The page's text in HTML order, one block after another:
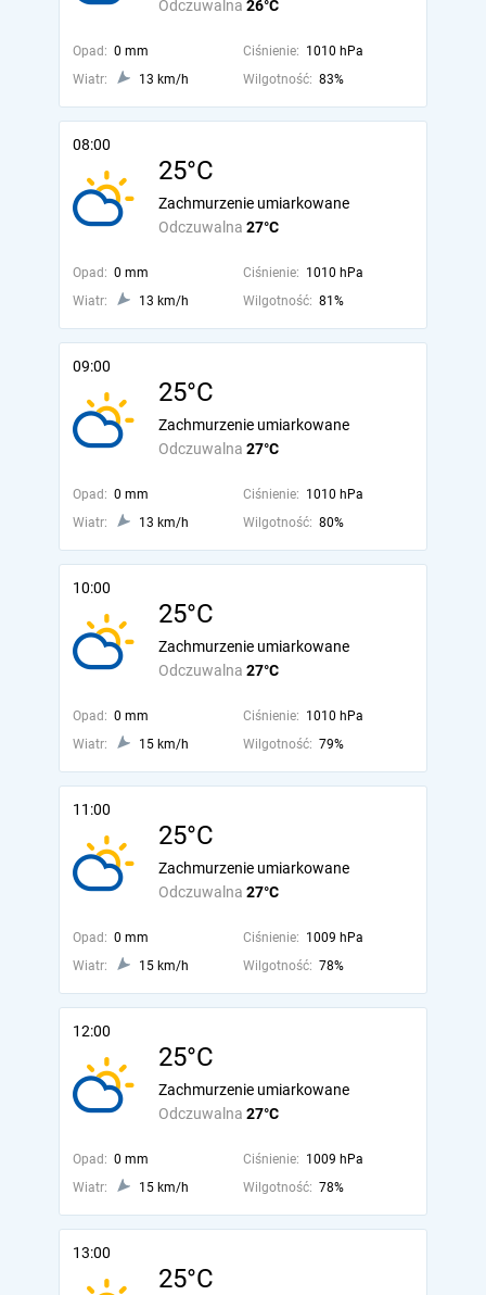
Odczuwalna 26°C
Opad: 0 mm Ciśnienie: 1010 hPa
Wiatr:
13 km/h Wilgotność: 83%
08:00
25°C
Odczuwalna 27°C
Zachmurzenie umiarkowane
Opad: 0 mm Ciśnienie: 1010 hPa
Wiatr:
13 km/h Wilgotność: 81%
09:00
25°C
Odczuwalna 27°C
Zachmurzenie umiarkowane
Opad: 0 mm Ciśnienie: 1010 hPa
Wiatr:
13 km/h Wilgotność: 80%
10:00
25°C
Odczuwalna 27°C
Zachmurzenie umiarkowane
Opad: 0 mm Ciśnienie: 1010 hPa
Wiatr:
15 km/h Wilgotność: 79%
11:00
25°C
Odczuwalna 27°C
Zachmurzenie umiarkowane
Opad: 0 mm Ciśnienie: 1009 hPa
Wiatr:
15 km/h Wilgotność: 78%
12:00
25°C
Odczuwalna 27°C
Zachmurzenie umiarkowane
Opad: 0 mm Ciśnienie: 1009 hPa
Wiatr:
15 km/h Wilgotność: 78%
13:00
25°C